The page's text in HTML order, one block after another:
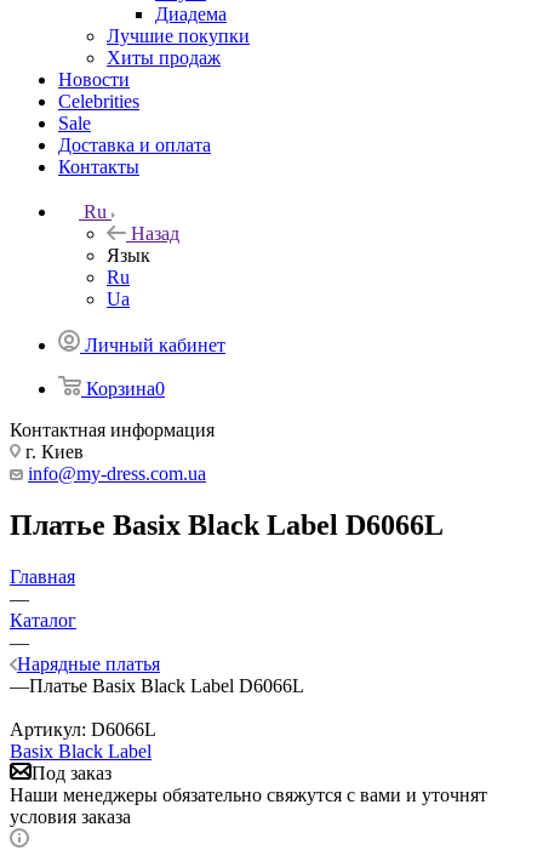
Диадема
Лучшие покупки
Хиты продаж
Новости
Celebrities
Sale
Доставка и оплата
Контакты
Ru
Назад
Язык
Ru
Ua
Личный кабинет
Корзина0
Контактная информация
г. Киев
info@my-dress.com.ua
Платье Basix Black Label D6066L
Главная
—
Каталог
—
Нарядные платья
—Платье Basix Black Label D6066L
Артикул: D6066L
Basix Black Label
Под заказ
Наши менеджеры обязательно свяжутся с вами и уточнят
условия заказа